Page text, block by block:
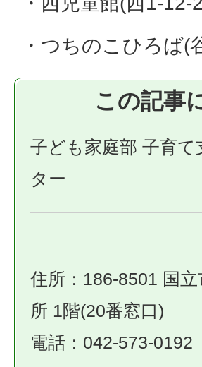
・つちのこひろば(
この記事
子ども家庭部 子育
ター
住所：186-8501 国
所 1階(20番窓口)
電話：042-573-0192